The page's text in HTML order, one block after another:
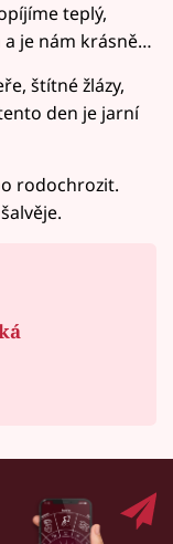
teplý,
a je nám krásně…
štítné žlázy,
den je jarní
rodochrozit.